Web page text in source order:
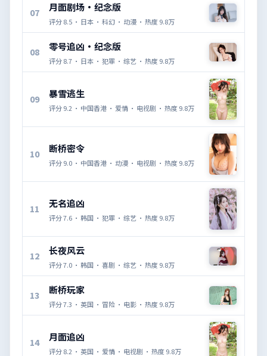
07 月面剧场·纪念版
评分8.5 · 日本 · 科幻 · 动漫 · 热度9.8万
08 零号追凶·纪念版
评分8.7 · 日本 · 犯罪 · 综艺 · 热度9.8万
09 暴雪逃生
评分9.2 · 中国香港 · 爱情 · 电视剧 · 热度9.8万
10 断桥密令
评分9.0 · 中国香港 · 动漫 · 电视剧 · 热度9.8万
11 无名追凶
评分7.6 · 韩国 · 犯罪 · 综艺 · 热度9.8万
12 长夜风云
评分7.0 · 韩国 · 喜剧 · 综艺 · 热度9.8万
13 断桥玩家
评分7.3 · 英国 · 冒险 · 电影 · 热度9.8万
14 月面追凶
评分8.2 · 英国 · 爱情 · 电视剧 · 热度9.8万